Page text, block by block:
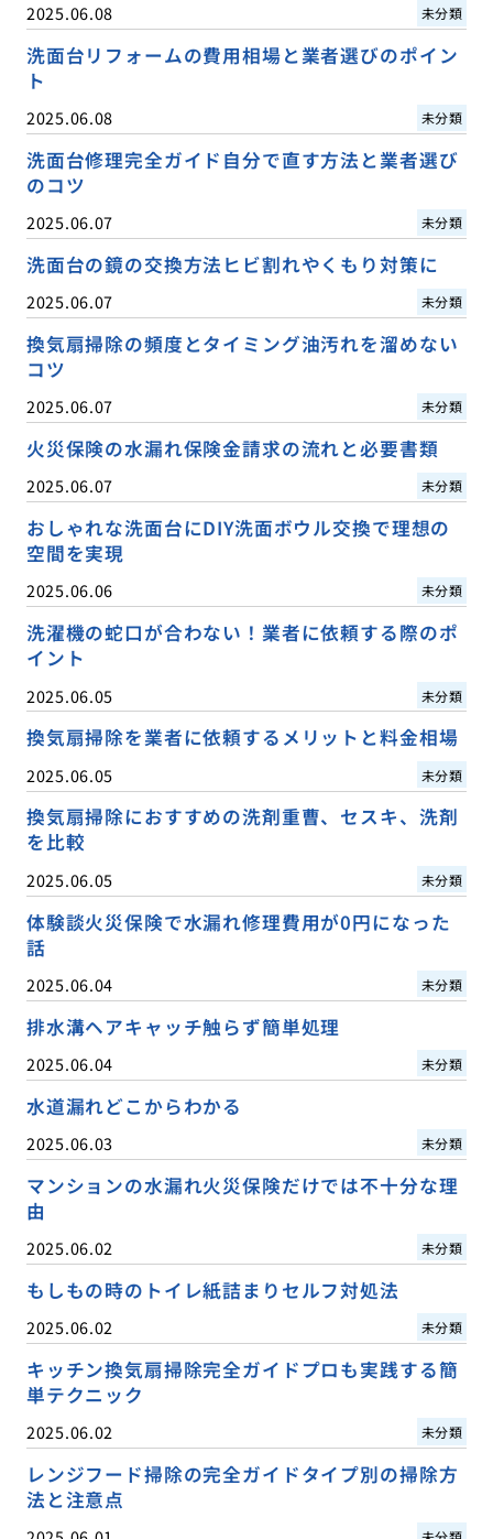
2025.06.08 未分類
洗面台リフォームの費用相場と業者選びのポイン
ト
2025.06.08 未分類
洗面台修理完全ガイド自分で直す方法と業者選び
のコツ
2025.06.07 未分類
洗面台の鏡の交換方法ヒビ割れやくもり対策に
2025.06.07 未分類
換気扇掃除の頻度とタイミング油汚れを溜めない
コツ
2025.06.07 未分類
火災保険の水漏れ保険金請求の流れと必要書類
2025.06.07 未分類
おしゃれな洗面台にDIY洗面ボウル交換で理想の
空間を実現
2025.06.06 未分類
洗濯機の蛇口が合わない！業者に依頼する際のポ
イント
2025.06.05 未分類
換気扇掃除を業者に依頼するメリットと料金相場
2025.06.05 未分類
換気扇掃除におすすめの洗剤重曹、セスキ、洗剤
を比較
2025.06.05 未分類
体験談火災保険で水漏れ修理費用が0円になった
話
2025.06.04 未分類
排水溝ヘアキャッチ触らず簡単処理
2025.06.04 未分類
水道漏れどこからわかる
2025.06.03 未分類
マンションの水漏れ火災保険だけでは不十分な理
由
2025.06.02 未分類
もしもの時のトイレ紙詰まりセルフ対処法
2025.06.02 未分類
キッチン換気扇掃除完全ガイドプロも実践する簡
単テクニック
2025.06.02 未分類
レンジフード掃除の完全ガイドタイプ別の掃除方
法と注意点